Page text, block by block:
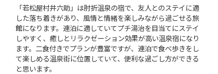
「若松屋村井六助」は肘折温泉の宿で、友人とのステイに適
した落ち着きがあり、風情と情緒を楽しみながら過ごせる旅
館になります。連泊に適していてプチ湯治を目当てにステイ
しやすく、癒しとリラクゼーション効果が高い温泉宿になり
ます。二食付きでプランが豊富ですが、連泊で食べ歩きをし
て楽しめる温泉街に位置していて、便利な過ごし方ができる
と思います。